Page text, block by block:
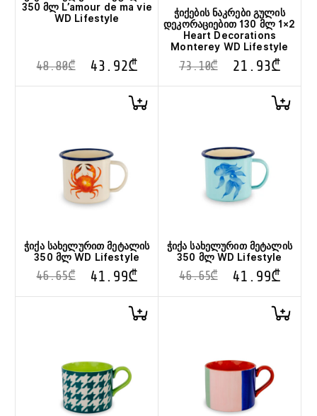
350 მლ L’amour de ma vie
WD Lifestyle
48.80₾ 43.92₾
ჭიქების ნაკრები გულის
დეკორაციებით 130 მლ 1×2
Heart Decorations
Monterey WD Lifestyle
73.10₾ 21.93₾
ჭიქა სახელურით მეტალის
350 მლ WD Lifestyle
46.65₾ 41.99₾
ჭიქა სახელურით მეტალის
350 მლ WD Lifestyle
46.65₾ 41.99₾